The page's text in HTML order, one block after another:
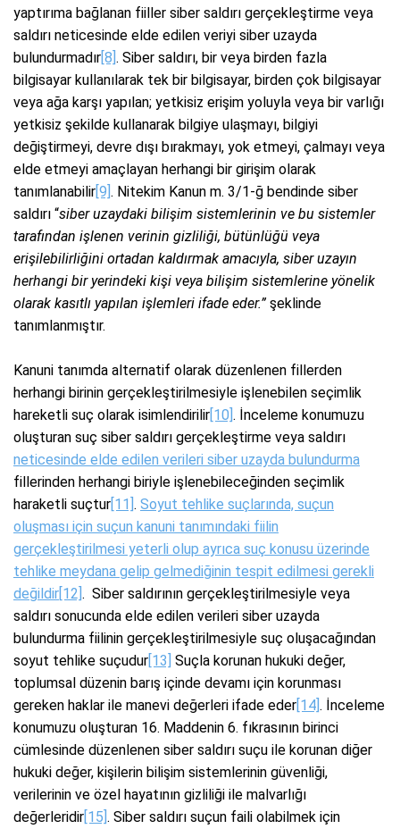
yaptırıma bağlanan fiiller siber saldırı gerçekleştirme veya
saldırı neticesinde elde edilen veriyi siber uzayda
bulundurmadır[8] . Siber saldırı, bir veya birden fazla
bilgisayar kullanılarak tek bir bilgisayar, birden çok bilgisayar
veya ağa karşı yapılan; yetkisiz erişim yoluyla veya bir varlığı
yetkisiz şekilde kullanarak bilgiye ulaşmayı, bilgiyi
değiştirmeyi, devre dışı bırakmayı, yok etmeyi, çalmayı veya
elde etmeyi amaçlayan herhangi bir girişim olarak
tanımlanabilir[9] . Nitekim Kanun m. 3/1-ğ bendinde siber
saldırı “siber uzaydaki bilişim sistemlerinin ve bu sistemler
tarafından işlenen verinin gizliliği, bütünlüğü veya
erişilebilirliğini ortadan kaldırmak amacıyla, siber uzayın
herhangi bir yerindeki kişi veya bilişim sistemlerine yönelik
olarak kasıtlı yapılan işlemleri ifade eder.”şeklinde
tanımlanmıştır.
Kanuni tanımda alternatif olarak düzenlenen fillerden
herhangi birinin gerçekleştirilmesiyle işlenebilen seçimlik
hareketli suç olarak isimlendirilir[10] . İnceleme konumuzu
oluşturan suç siber saldırı gerçekleştirme veya saldırı
neticesinde elde edilen verileri siber uzayda bulundurma
fillerinden herhangi biriyle işlenebileceğinden seçimlik
haraketli suçtur[11] . Soyut tehlike suçlarında, suçun
oluşması için suçun kanuni tanımındaki fiilin
gerçekleştirilmesi yeterli olup ayrıca suç konusu üzerinde
tehlike meydana gelip gelmediğinin tespit edilmesi gerekli
değildir[12] . Siber saldırının gerçekleştirilmesiyle veya
saldırı sonucunda elde edilen verileri siber uzayda
bulundurma fiilinin gerçekleştirilmesiyle suç oluşacağından
soyut tehlike suçudur[13] Suçla korunan hukuki değer,
toplumsal düzenin barış içinde devamı için korunması
gereken haklar ile manevi değerleri ifade eder[14] . İnceleme
konumuzu oluşturan 16. Maddenin 6. fıkrasının birinci
cümlesinde düzenlenen siber saldırı suçu ile korunan diğer
hukuki değer, kişilerin bilişim sistemlerinin güvenliği,
verilerinin ve özel hayatının gizliliği ile malvarlığı
değerleridir[15] . Siber saldırı suçun faili olabilmek için